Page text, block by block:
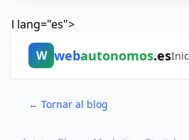
l lang="es">
W webautonomos.es
← Tornar al blog